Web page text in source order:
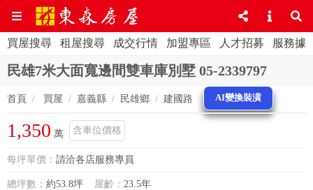
買屋搜尋 租屋搜尋 成交行情 加盟專區 人才招募 服務據
民雄7米大面寬邊間雙車庫別墅 05-2339797
首頁 買屋 嘉義縣 民雄鄉 建國路 AI變換裝潢
1,350 萬 含車位價格
每坪單價： 請洽各店服務專員
總坪數： 約53.8坪 屋齡： 23.5年